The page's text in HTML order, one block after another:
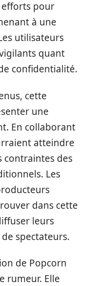
pour
à une
utilisateurs
quant
confidentialité.
cette
une
En collaborant
atteindre
contraintes des
Les
dans cette
leurs
spectateurs.
de Popcorn
rumeur. Elle